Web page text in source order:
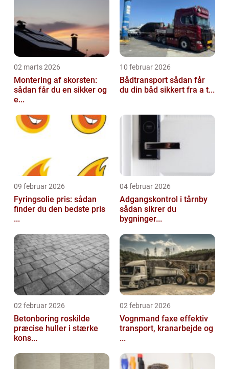
02 marts 2026
Montering af skorsten:
sådan får du en sikker og
e...
10 februar 2026
Bådtransport sådan får
du din båd sikkert fra a t...
09 februar 2026
Fyringsolie pris: sådan
finder du den bedste pris
...
04 februar 2026
Adgangskontrol i tårnby
sådan sikrer du
bygninger...
02 februar 2026
Betonboring roskilde
præcise huller i stærke
kons...
02 februar 2026
Vognmand faxe effektiv
transport, kranarbejde og
...